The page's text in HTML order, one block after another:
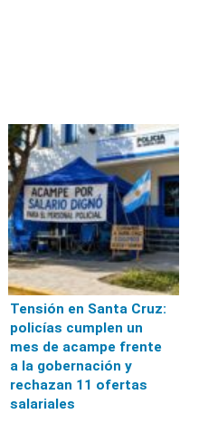
Tensión en Santa Cruz:
policías cumplen un
mes de acampe frente
a la gobernación y
rechazan 11 ofertas
salariales